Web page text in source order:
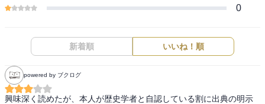
0
新着順 いいね！順
powered by ブクログ
興味深く読めたが、本人が歴史学者と自認している割に出典の明示